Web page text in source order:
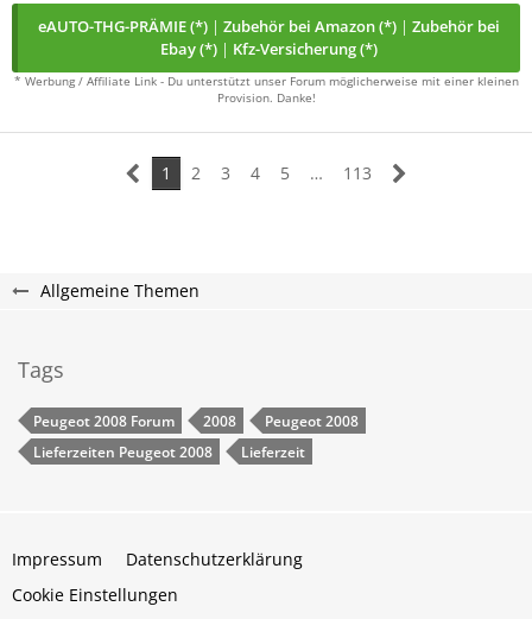
eAUTO-THG-PRÄMIE (*) | Zubehör bei Amazon (*) | Zubehör bei
Ebay (*) | Kfz-Versicherung (*)
* Werbung / Affiliate Link - Du unterstützt unser Forum möglicherweise mit einer kleinen
Provision. Danke!
1 2 3 4 5 … 113
Allgemeine Themen
Tags
Peugeot 2008 Forum 2008
Peugeot 2008
Lieferzeiten Peugeot 2008
Lieferzeit
Impressum
Datenschutzerklärung
Cookie Einstellungen